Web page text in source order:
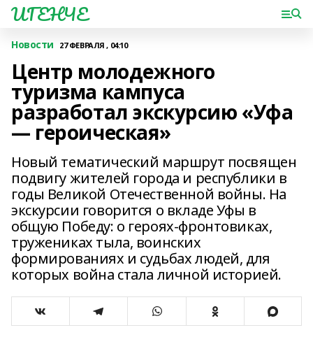
ИГЕНЧЕ
Новости 27 ФЕВРАЛЯ , 04:10
Центр молодежного
туризма кампуса
разработал экскурсию «Уфа
— героическая»
Новый тематический маршрут посвящен
подвигу жителей города и республики в
годы Великой Отечественной войны. На
экскурсии говорится о вкладе Уфы в
общую Победу: о героях-фронтовиках,
тружениках тыла, воинских
формированиях и судьбах людей, для
которых война стала личной историей.